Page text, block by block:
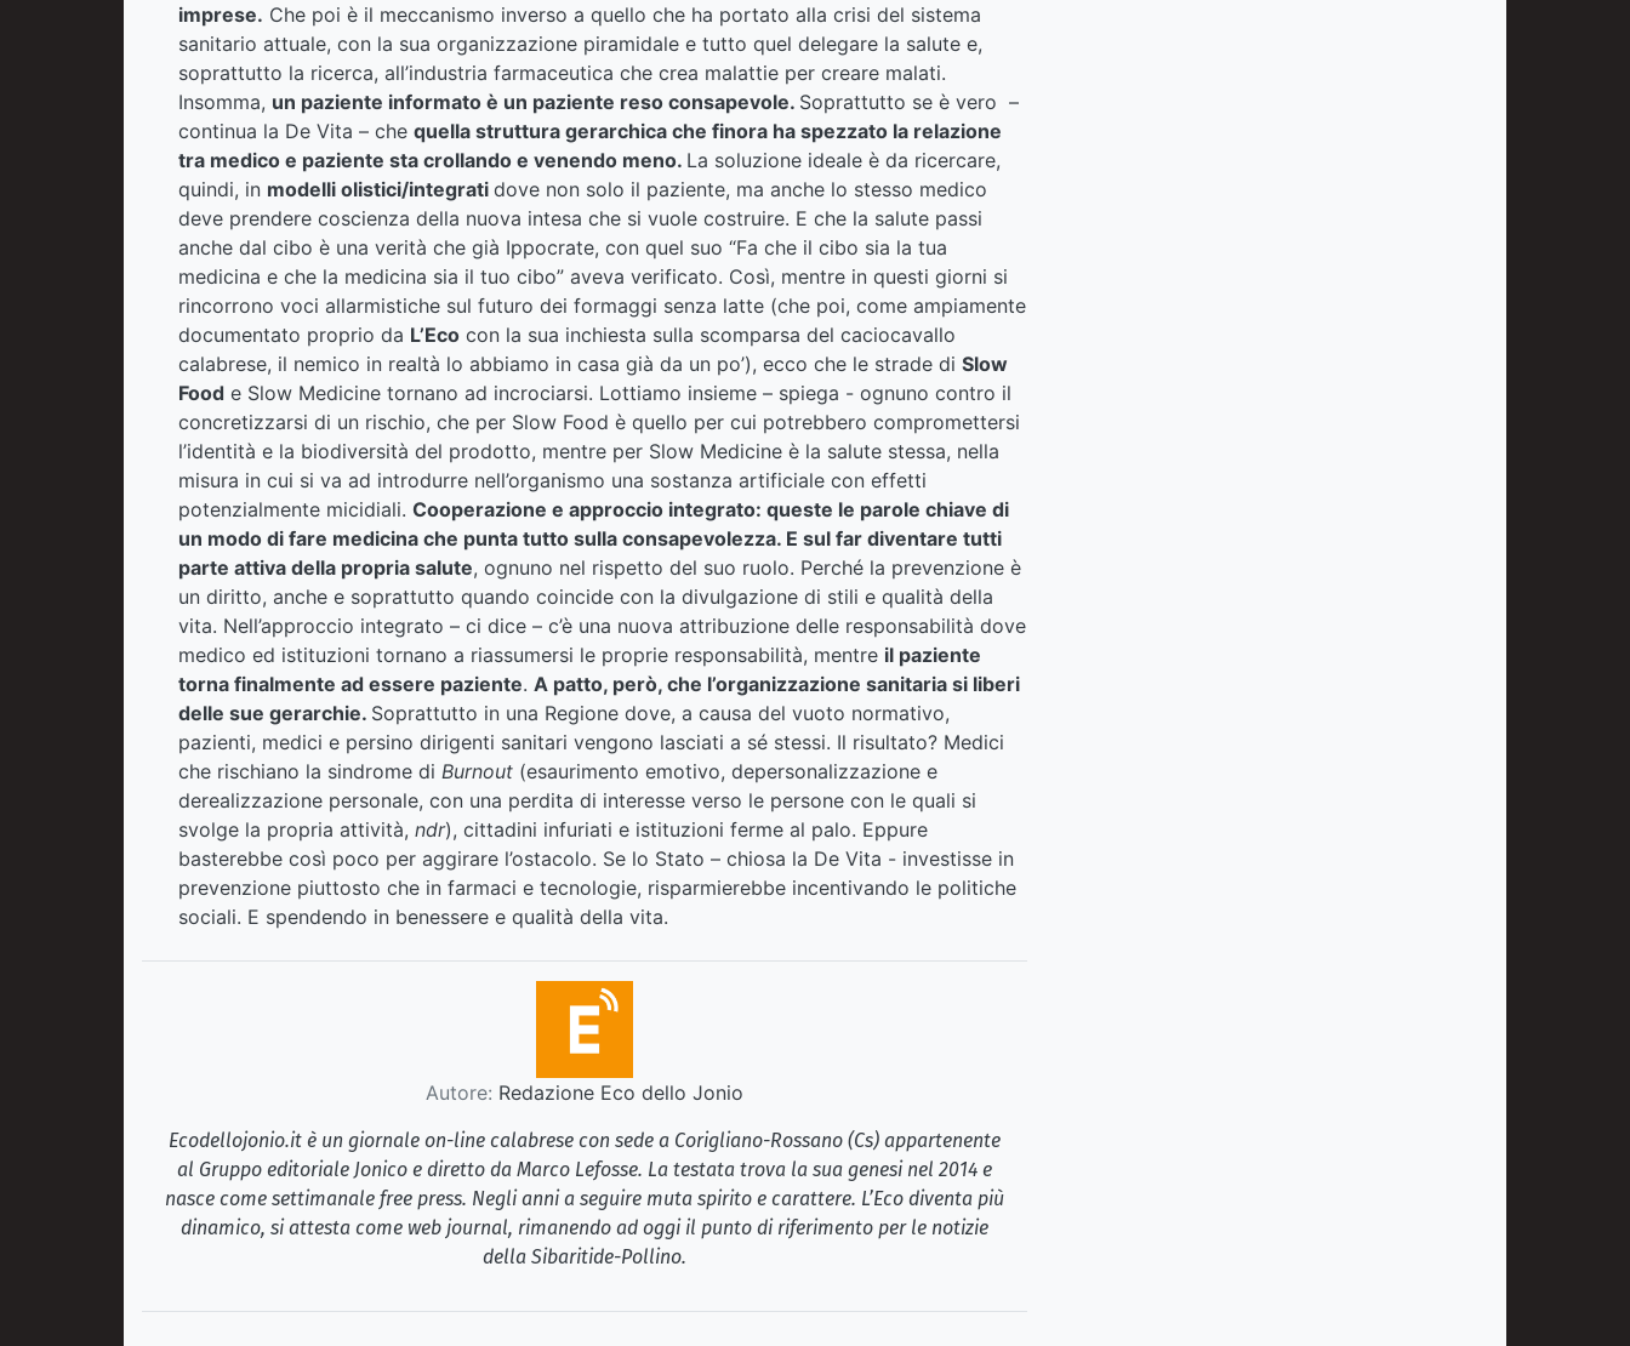
imprese. Che poi è il meccanismo inverso a quello che ha portato alla crisi del sistema
sanitario attuale, con la sua organizzazione piramidale e tutto quel delegare la salute e,
soprattutto la ricerca, all’industria farmaceutica che crea malattie per creare malati.
Insomma, un paziente informato è un paziente reso consapevole. Soprattutto se è vero –
continua la De Vita – che quella struttura gerarchica che finora ha spezzato la relazione
tra medico e paziente sta crollando e venendo meno. La soluzione ideale è da ricercare,
quindi, in modelli olistici/integrati dove non solo il paziente, ma anche lo stesso medico
deve prendere coscienza della nuova intesa che si vuole costruire. E che la salute passi
anche dal cibo è una verità che già Ippocrate, con quel suo “Fa che il cibo sia la tua
medicina e che la medicina sia il tuo cibo” aveva verificato. Così, mentre in questi giorni si
rincorrono voci allarmistiche sul futuro dei formaggi senza latte (che poi, come ampiamente
documentato proprio da L’Eco con la sua inchiesta sulla scomparsa del caciocavallo
calabrese, il nemico in realtà lo abbiamo in casa già da un po’), ecco che le strade di Slow
Food e Slow Medicine tornano ad incrociarsi. Lottiamo insieme – spiega - ognuno contro il
concretizzarsi di un rischio, che per Slow Food è quello per cui potrebbero compromettersi
l’identità e la biodiversità del prodotto, mentre per Slow Medicine è la salute stessa, nella
misura in cui si va ad introdurre nell’organismo una sostanza artificiale con effetti
potenzialmente micidiali. Cooperazione e approccio integrato: queste le parole chiave di
un modo di fare medicina che punta tutto sulla consapevolezza. E sul far diventare tutti
parte attiva della propria salute, ognuno nel rispetto del suo ruolo. Perché la prevenzione è
un diritto, anche e soprattutto quando coincide con la divulgazione di stili e qualità della
vita. Nell’approccio integrato – ci dice – c’è una nuova attribuzione delle responsabilità dove
medico ed istituzioni tornano a riassumersi le proprie responsabilità, mentre il paziente
torna finalmente ad essere paziente. A patto, però, che l’organizzazione sanitaria si liberi
delle sue gerarchie. Soprattutto in una Regione dove, a causa del vuoto normativo,
pazienti, medici e persino dirigenti sanitari vengono lasciati a sé stessi. Il risultato? Medici
che rischiano la sindrome di Burnout (esaurimento emotivo, depersonalizzazione e
derealizzazione personale, con una perdita di interesse verso le persone con le quali si
svolge la propria attività, ndr), cittadini infuriati e istituzioni ferme al palo. Eppure
basterebbe così poco per aggirare l’ostacolo. Se lo Stato – chiosa la De Vita - investisse in
prevenzione piuttosto che in farmaci e tecnologie, risparmierebbe incentivando le politiche
sociali. E spendendo in benessere e qualità della vita.
Autore: Redazione Eco dello Jonio
Ecodellojonio.it è un giornale on-line calabrese con sede a Corigliano-Rossano (Cs) appartenente
al Gruppo editoriale Jonico e diretto da Marco Lefosse. La testata trova la sua genesi nel 2014 e
nasce come settimanale free press. Negli anni a seguire muta spirito e carattere. L’Eco diventa più
dinamico, si attesta come web journal, rimanendo ad oggi il punto di riferimento per le notizie
della Sibaritide-Pollino.